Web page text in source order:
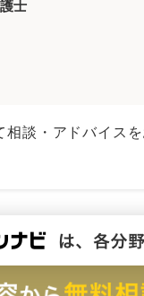
士
談・アドバイス